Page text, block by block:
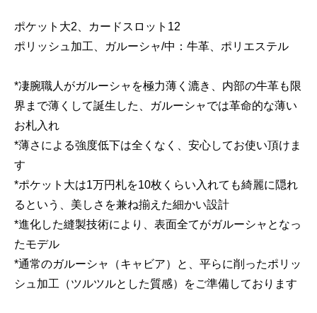
ポケット大2、カードスロット12
ポリッシュ加工、ガルーシャ/中：牛革、ポリエステル
*凄腕職人がガルーシャを極力薄く漉き、内部の牛革も限
界まで薄くして誕生した、ガルーシャでは革命的な薄い
お札入れ
*薄さによる強度低下は全くなく、安心してお使い頂けま
す
*ポケット大は1万円札を10枚くらい入れても綺麗に隠れ
るという、美しさを兼ね揃えた細かい設計
*進化した縫製技術により、表面全てがガルーシャとなっ
たモデル
*通常のガルーシャ（キャビア）と、平らに削ったポリッ
シュ加工（ツルツルとした質感）をご準備しております